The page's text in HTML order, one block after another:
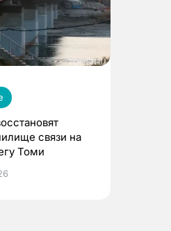
связи на
Томи